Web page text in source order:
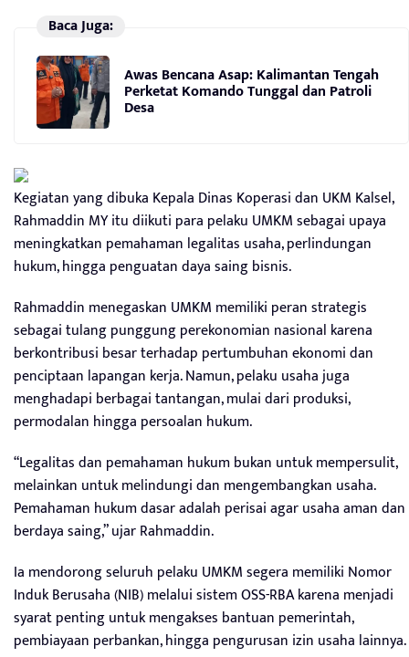
Baca Juga:
Awas Bencana Asap: Kalimantan Tengah
Perketat Komando Tunggal dan Patroli
Desa
Kegiatan yang dibuka Kepala Dinas Koperasi dan UKM Kalsel,
Rahmaddin MY itu diikuti para pelaku UMKM sebagai upaya
meningkatkan pemahaman legalitas usaha, perlindungan
hukum, hingga penguatan daya saing bisnis.
Rahmaddin menegaskan UMKM memiliki peran strategis
sebagai tulang punggung perekonomian nasional karena
berkontribusi besar terhadap pertumbuhan ekonomi dan
penciptaan lapangan kerja. Namun, pelaku usaha juga
menghadapi berbagai tantangan, mulai dari produksi,
permodalan hingga persoalan hukum.
“Legalitas dan pemahaman hukum bukan untuk mempersulit,
melainkan untuk melindungi dan mengembangkan usaha.
Pemahaman hukum dasar adalah perisai agar usaha aman dan
berdaya saing,” ujar Rahmaddin.
Ia mendorong seluruh pelaku UMKM segera memiliki Nomor
Induk Berusaha (NIB) melalui sistem OSS-RBA karena menjadi
syarat penting untuk mengakses bantuan pemerintah,
pembiayaan perbankan, hingga pengurusan izin usaha lainnya.